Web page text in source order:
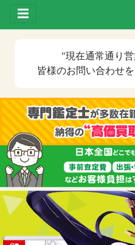
Toggle drawer
"現在通常通り営
皆様のお問い合わせ